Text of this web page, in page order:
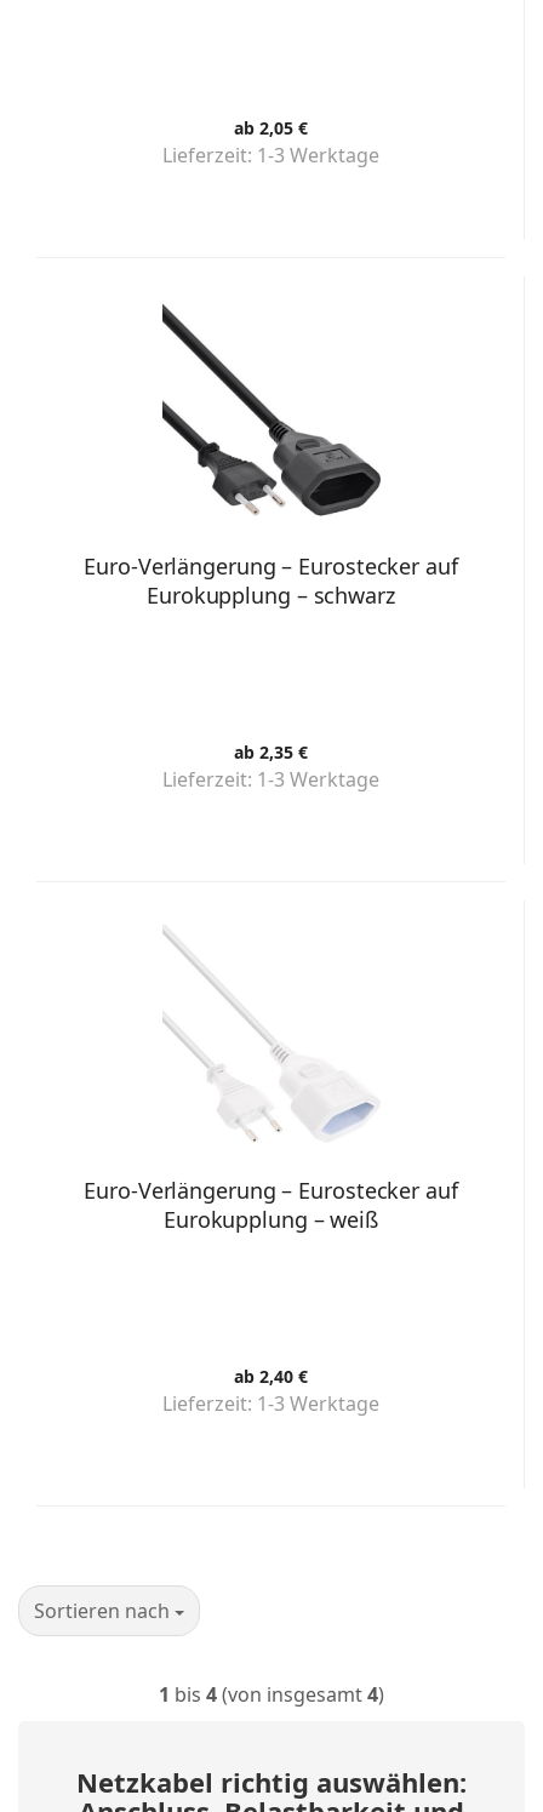
ab 2,05 €
Lieferzeit: 1-3 Werktage
Euro-Verlängerung – Eurostecker auf
Eurokupplung – schwarz
ab 2,35 €
Lieferzeit: 1-3 Werktage
Euro-Verlängerung – Eurostecker auf
Eurokupplung – weiß
ab 2,40 €
Lieferzeit: 1-3 Werktage
Sortieren nach
Sortieren nach
1 bis 4(von insgesamt4)
Netzkabel richtig auswählen: